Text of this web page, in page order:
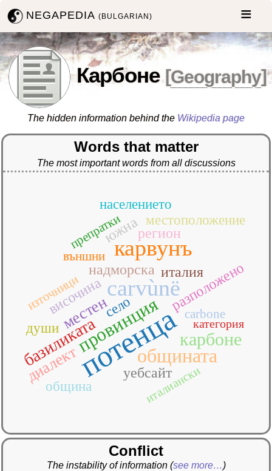
NEGAPEDIA(BULGARIAN)
Карбоне [Geography]
The hidden information behind the Wikipedia page
Words that matter
The most important words from all discussions
потенца
carvùnë
карвунъ
общината
провинция карбоне
базиликата
диалект
местен
височина
италия
надморска разположено
регион
уебсайт
южна
души
местоположение
населението
община
село carbone
външни
източници
препратки
италиански
категория
Conflict
The instability of information (see more…)